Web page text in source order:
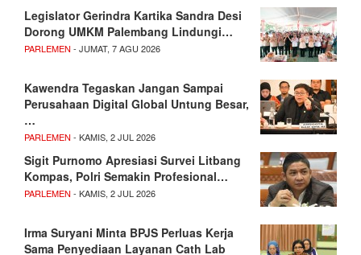
Legislator Gerindra Kartika Sandra Desi
Dorong UMKM Palembang Lindungi…
PARLEMEN - JUMAT, 7 AGU 2026
Kawendra Tegaskan Jangan Sampai
Perusahaan Digital Global Untung Besar,
…
PARLEMEN - KAMIS, 2 JUL 2026
Sigit Purnomo Apresiasi Survei Litbang
Kompas, Polri Semakin Profesional…
PARLEMEN - KAMIS, 2 JUL 2026
Irma Suryani Minta BPJS Perluas Kerja
Sama Penyediaan Layanan Cath Lab